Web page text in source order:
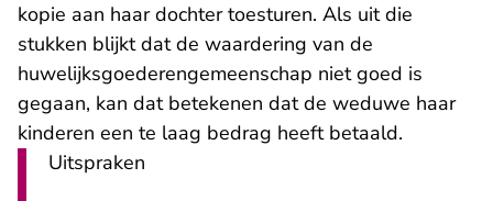
kopie aan haar dochter toesturen. Als uit die
stukken blijkt dat de waardering van de
huwelijksgoederengemeenschap niet goed is
gegaan, kan dat betekenen dat de weduwe haar
kinderen een te laag bedrag heeft betaald.
Uitspraken